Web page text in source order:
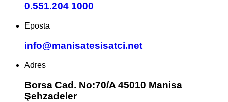
0.551.204 1000
Eposta
info@manisatesisatci.net
Adres
Borsa Cad. No:70/A 45010 Manisa
Şehzadeler